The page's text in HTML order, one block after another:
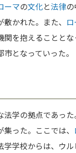
ーマの文化と法律の
かれた。また、
関を抱えることと
市となっていった。
法学の拠点であっ
った。ここでは、
学校からは、ウ